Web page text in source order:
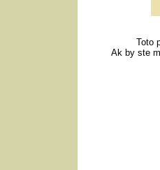
Toto
Ak by ste